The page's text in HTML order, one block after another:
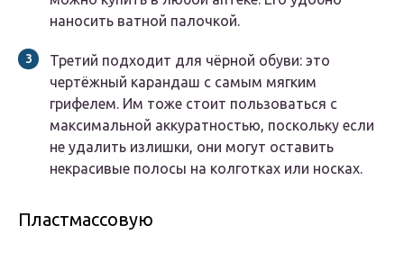
наносить ватной палочкой.
Третий подходит для чёрной обуви: это
чертёжный карандаш с самым мягким
грифелем. Им тоже стоит пользоваться с
максимальной аккуратностью, поскольку если
не удалить излишки, они могут оставить
некрасивые полосы на колготках или носках.
Пластмассовую